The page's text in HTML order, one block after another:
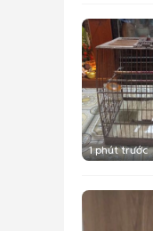
1 phút trước